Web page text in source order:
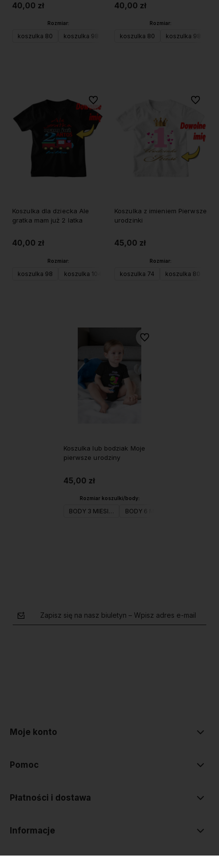
40,00 zł
Rozmiar:
koszulka 80 koszulka 98 koszulka 104 (XS) koszulka 116 (S)
40,00 zł
Rozmiar:
koszulka 80 koszulka 98
Koszulka dla dziecka Ale
gratka mam już 2 latka
40,00 zł
Rozmiar:
koszulka 98 koszulka 104 (XS) koszulka 116 (S) koszulka 128
Do ulubionych
Koszulka z imieniem Pierwsze
urodzinki
45,00 zł
Rozmiar:
koszulka 74 koszulka 80
Do
Koszulka lub bodziak Moje
pierwsze urodziny
45,00 zł
Rozmiar koszulki/body:
BODY 3 MIESIĄCE BODY 6 MIESIĄCE
Do ulubionych
Zapisz się na nasz biuletyn – Wpisz adres e-mail
Moje konto
Pomoc
Płatności i dostawa
Informacje